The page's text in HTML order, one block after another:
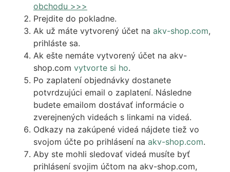
obchodu >>>
Prejdite do pokladne.
Ak už máte vytvorený účet na akv-shop.com,
prihláste sa.
Ak ešte nemáte vytvorený účet na akv-
shop.com vytvorte si ho.
Po zaplatení objednávky dostanete
potvrdzujúci email o zaplatení. Následne
budete emailom dostávať informácie o
zverejnených videách s linkami na videá.
Odkazy na zakúpené videá nájdete tiež vo
svojom účte po prihlásení na akv-shop.com.
Aby ste mohli sledovať videá musíte byť
prihlásení svojim účtom na akv-shop.com,